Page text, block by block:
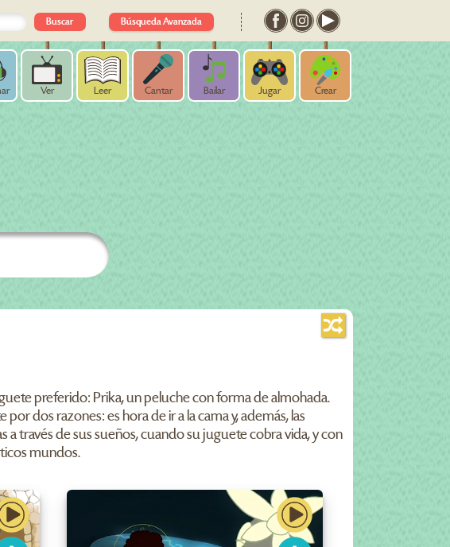
Búsqueda Avanzada
Ver Leer Cantar Bailar Jugar Crear
preferido: Prika, un peluche con forma de almohada.
dos razones: es hora de ir a la cama y, además, las
través de sus sueños, cuando su juguete cobra vida, y con
mundos.